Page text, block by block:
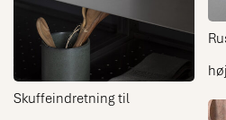
Skuffeindretning til